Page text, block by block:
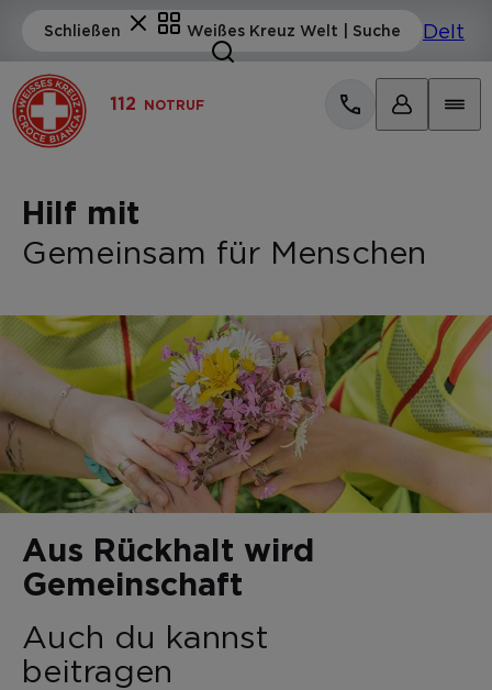
112 NOTRUF
Hilf mit
Gemeinsam für Menschen
Aus Rückhalt wird
Gemeinschaft
Auch du kannst
beitragen